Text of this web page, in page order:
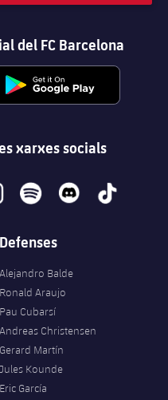
del FC Barcelona
xarxes socials
spotify discord tiktok
Defenses
Alejandro Balde
Ronald Araujo
Pau Cubarsí
Andreas Christensen
Gerard Martín
Jules Kounde
Eric García